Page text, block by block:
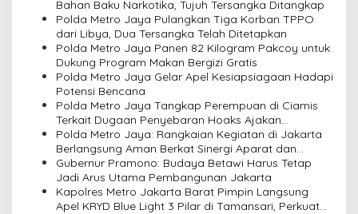
Bahan Baku Narkotika, Tujuh Tersangka Ditangkap
Polda Metro Jaya Pulangkan Tiga Korban TPPO
dari Libya, Dua Tersangka Telah Ditetapkan
Polda Metro Jaya Panen 82 Kilogram Pakcoy untuk
Dukung Program Makan Bergizi Gratis
Polda Metro Jaya Gelar Apel Kesiapsiagaan Hadapi
Potensi Bencana
Polda Metro Jaya Tangkap Perempuan di Ciamis
Terkait Dugaan Penyebaran Hoaks Ajakan
Demonstrasi Jelang 17 Agustus
Polda Metro Jaya: Rangkaian Kegiatan di Jakarta
Berlangsung Aman Berkat Sinergi Aparat dan
Masyarakat
Gubernur Pramono: Budaya Betawi Harus Tetap
Jadi Arus Utama Pembangunan Jakarta
Kapolres Metro Jakarta Barat Pimpin Langsung
Apel KRYD Blue Light 3 Pilar di Tamansari, Perkuat